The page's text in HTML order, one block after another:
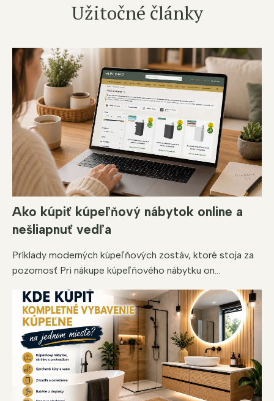
Užitočné články
Ako kúpiť kúpeľňový nábytok online a
nešliapnuť vedľa
Príklady moderných kúpeľňových zostáv, ktoré stoja za
pozornosť Pri nákupe kúpeľňového nábytku on...